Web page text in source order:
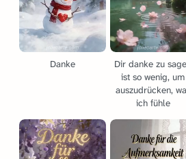
Danke
Dir danke zu
ist so wenig, um
auszudrücken,
ich fühle